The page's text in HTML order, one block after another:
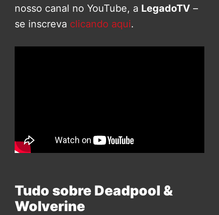
nosso canal no YouTube, a LegadoTV –
se inscreva clicando aqui.
Tudo sobre Deadpool &
Wolverine